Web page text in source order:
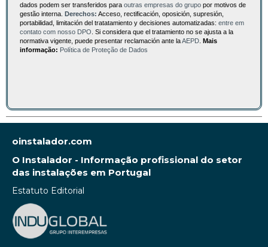
dados podem ser transferidos para outras empresas do grupo por motivos de
gestão interna. Derechos: Acceso, rectificación, oposición, supresión,
portabilidad, limitación del tratatamiento y decisiones automatizadas: entre em
contato com nosso DPO . Si considera que el tratamiento no se ajusta a la
normativa vigente, puede presentar reclamación ante laAEPD Mais
informação: Política de Proteção de Dados
oinstalador.com
O Instalador - Informação profissional do setor
das instalações em Portugal
Estatuto Editorial